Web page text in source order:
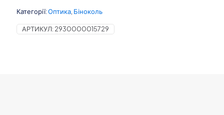
TI
кількість
Категорії:Оптика Біноколь
АРТИКУЛ: 2930000015729